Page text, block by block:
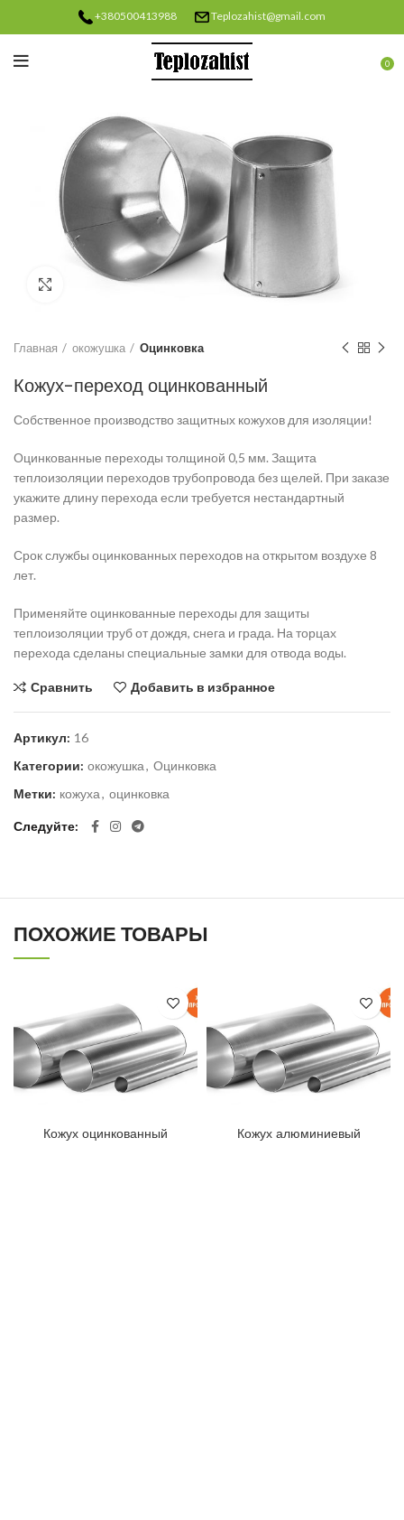
+380500413988 Teplozahist@gmail.com
0
Нажмите, чтобы увеличить
Главная окожушка Оцинковка
Кожух-переход оцинкованный
Собственное производство защитных кожухов для изоляции!
Оцинкованные переходы толщиной 0,5 мм. Защита
теплоизоляции переходов трубопровода без щелей. При заказе
укажите длину перехода если требуется нестандартный
размер.
Срок службы оцинкованных переходов на открытом воздухе 8
лет.
Применяйте оцинкованные переходы для защиты
теплоизоляции труб от дождя, снега и града. На торцах
перехода сделаны специальные замки для отвода воды.
Сравнить Добавить в избранное
Артикул: 16
Категории: окожушка, Оцинковка
Метки: кожуха, оцинковка
Следуйте
ПОХОЖИЕ ТОВАРЫ
Кожух оцинкованный Кожух алюминиевый